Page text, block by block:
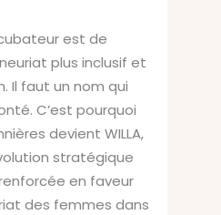
est de
plus inclusif et
Il faut un nom qui
C’est pourquoi
devient WILLA,
stratégique
en faveur
des femmes dans